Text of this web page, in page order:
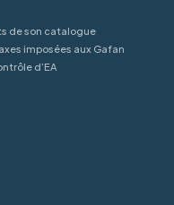
de son catalogue
imposées aux Gafan
d’EA